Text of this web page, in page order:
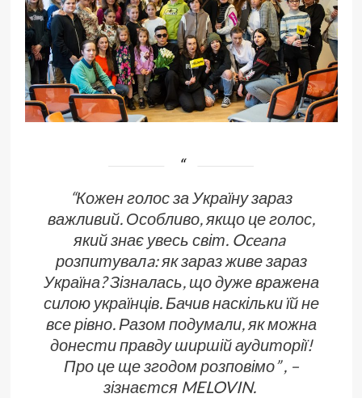
“Кожен голос за Україну зараз
важливий. Особливо, якщо це голос,
який знає увесь світ. Oceana
розпитувалa: як зараз живе зараз
Україна? Зізналась, що дуже вражена
силою українців. Бачив наскільки їй не
все рівно. Разом подумали, як можна
донести правду ширшій аудиторії!
Про це ще згодом розповімо” , –
зізнаєтся MELOVIN.